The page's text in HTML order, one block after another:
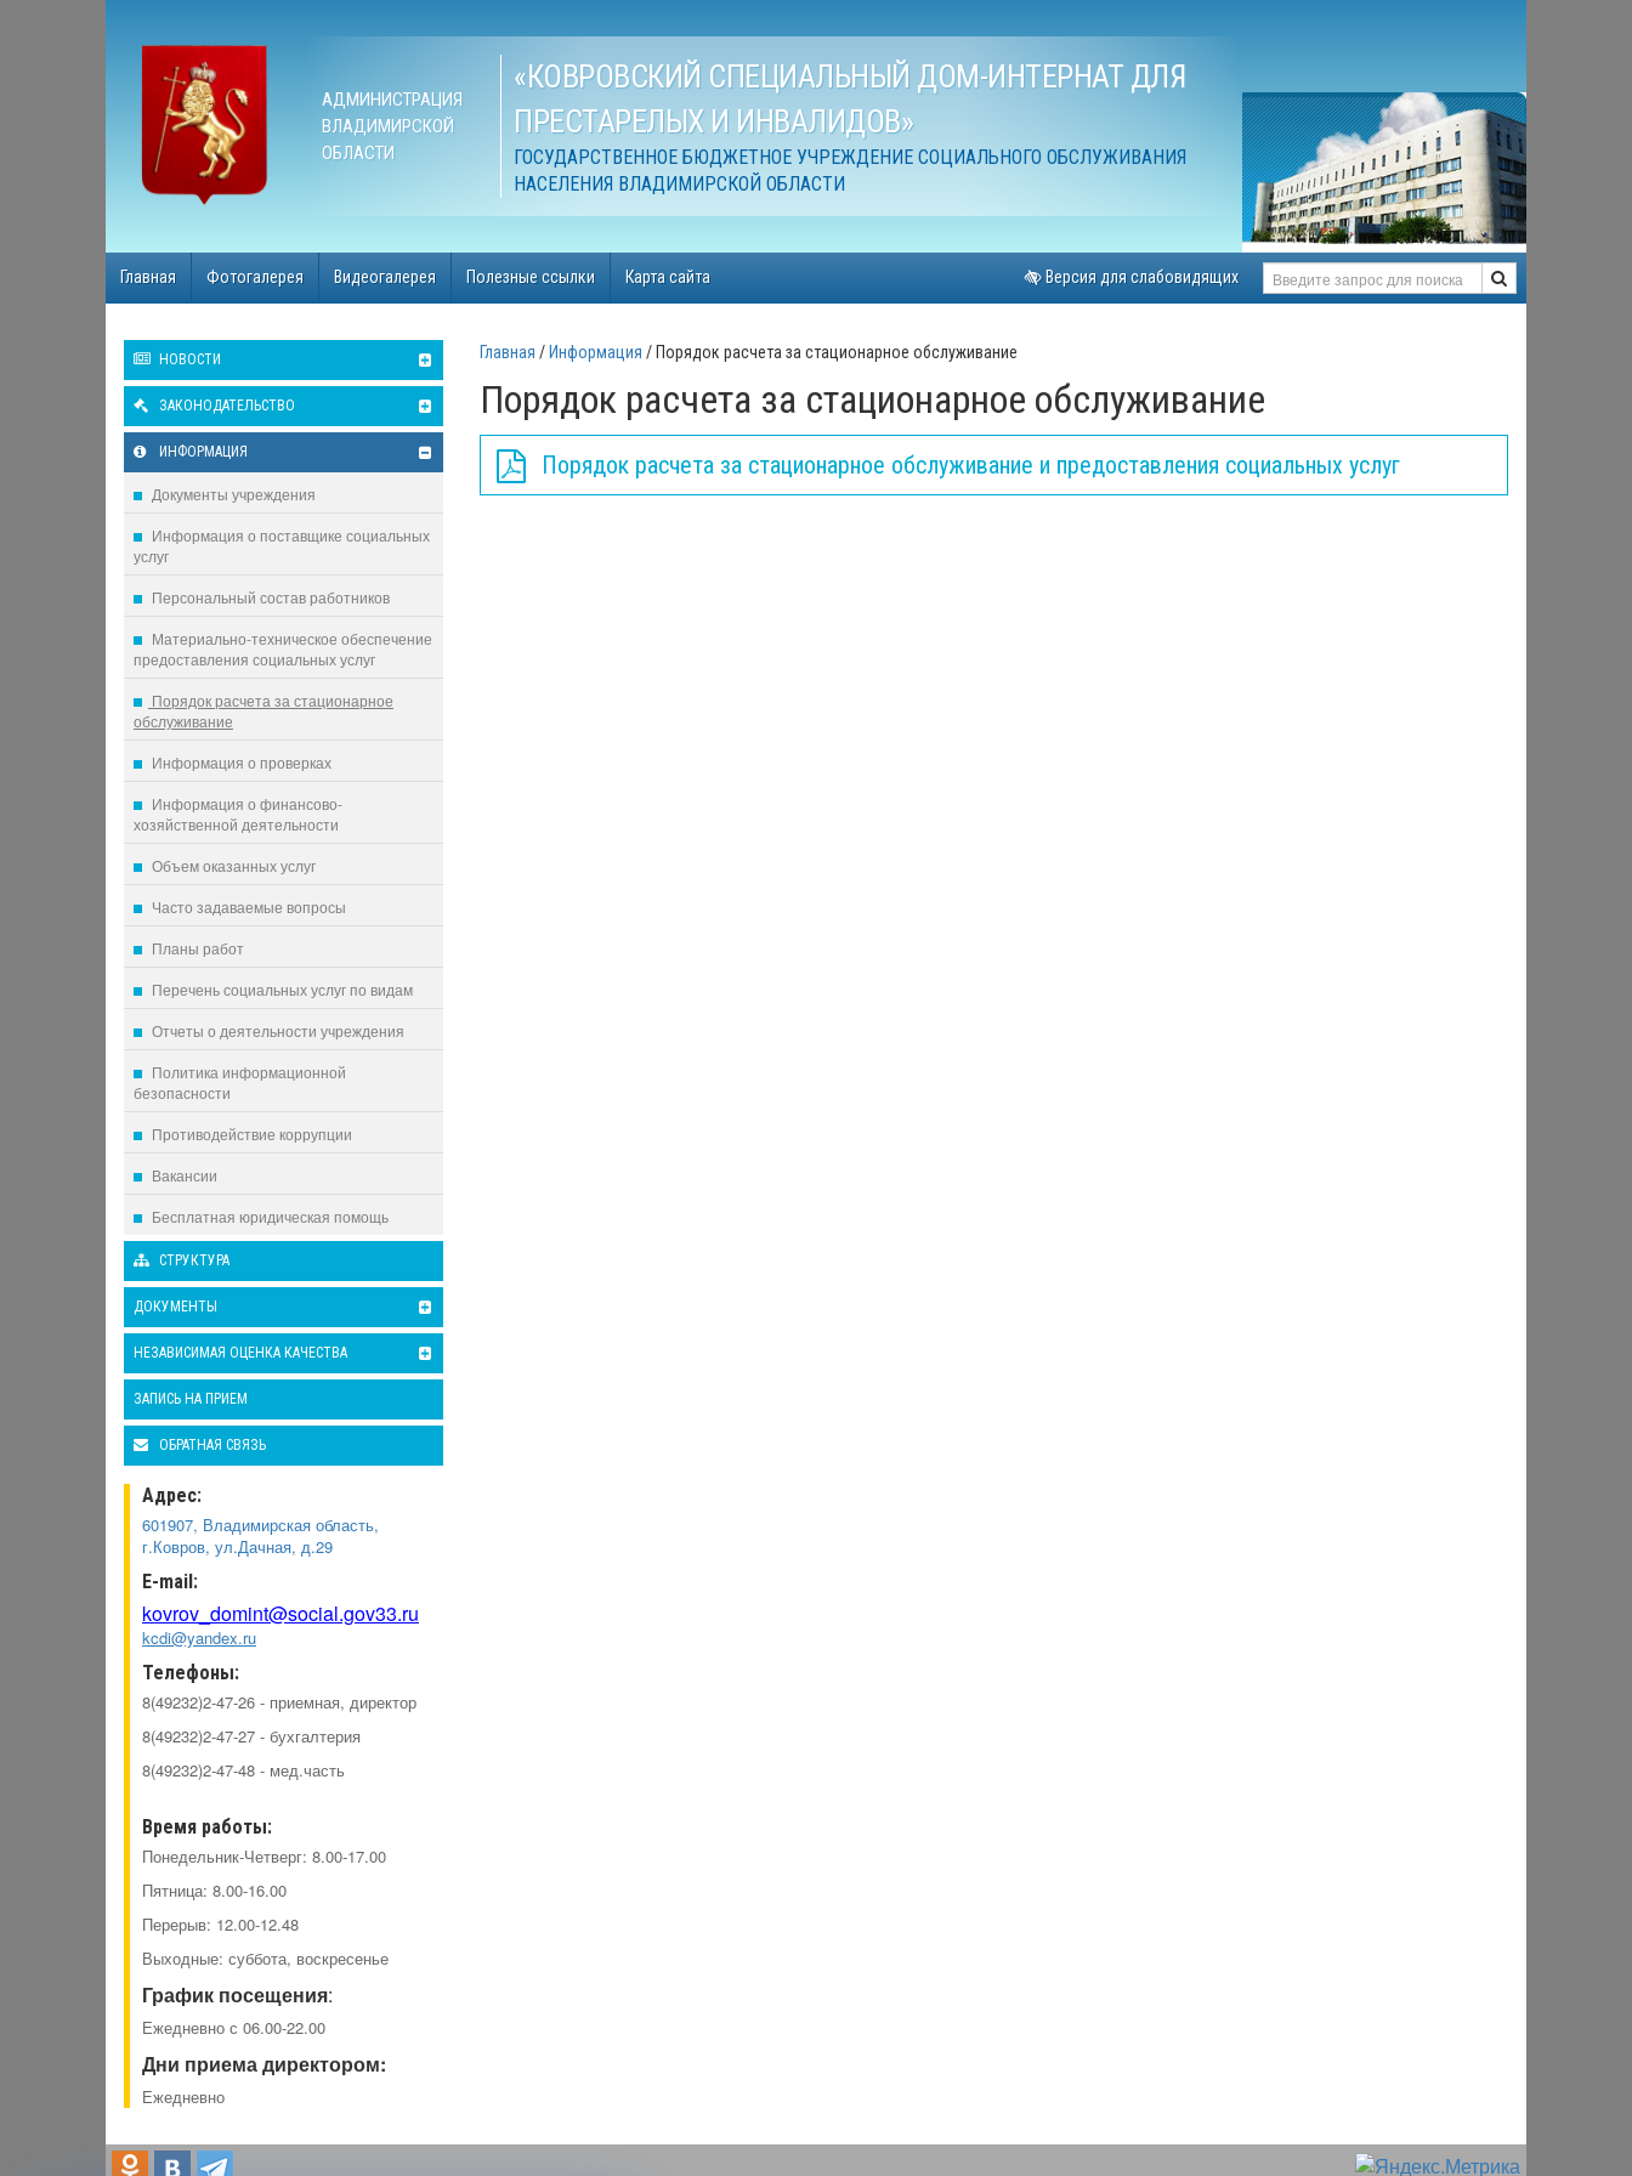
АДМИНИСТРАЦИЯ
ВЛАДИМИРСКОЙ
ОБЛАСТИ
«КОВРОВСКИЙ СПЕЦИАЛЬНЫЙ ДОМ-ИНТЕРНАТ ДЛЯ
ПРЕСТАРЕЛЫХ И ИНВАЛИДОВ»
ГОСУДАРСТВЕННОЕ БЮДЖЕТНОЕ УЧРЕЖДЕНИЕ СОЦИАЛЬНОГО ОБСЛУЖИВАНИЯ
НАСЕЛЕНИЯ ВЛАДИМИРСКОЙ ОБЛАСТИ
Главная Фотогалерея Видеогалерея Полезные ссылки Карта сайта Версия для слабовидящих
НОВОСТИ
ЗАКОНОДАТЕЛЬСТВО
ИНФОРМАЦИЯ
Документы учреждения
Информация о поставщике социальных
услуг
Персональный состав работников
Материально-техническое обеспечение
предоставления социальных услуг
Порядок расчета за стационарное
обслуживание
Информация о проверках
Информация о финансово-
хозяйственной деятельности
Объем оказанных услуг
Часто задаваемые вопросы
Планы работ
Перечень социальных услуг по видам
Отчеты о деятельности учреждения
Политика информационной
безопасности
Противодействие коррупции
Вакансии
Бесплатная юридическая помощь
СТРУКТУРА
ДОКУМЕНТЫ
НЕЗАВИСИМАЯ ОЦЕНКА КАЧЕСТВА
ЗАПИСЬ НА ПРИЕМ
ОБРАТНАЯ СВЯЗЬ
Адрес:
601907, Владимирская область,
г.Ковров, ул.Дачная, д.29
E-mail:
kovrov_domint@social.gov33.ru
kcdi@yandex.ru
Телефоны:
8(49232)2-47-26 - приемная, директор
8(49232)2-47-27 - бухгалтерия
8(49232)2-47-48 - мед.часть
Время работы:
Понедельник-Четверг: 8.00-17.00
Пятница: 8.00-16.00
Перерыв: 12.00-12.48
Выходные: суббота, воскресенье
График посещения:
Ежедневно с 06.00-22.00
Дни приема директором:
Ежедневно
Главная Информация Порядок расчета за стационарное обслуживание
Порядок расчета за стационарное обслуживание
Порядок расчета за стационарное обслуживание и предоставления социальных услуг